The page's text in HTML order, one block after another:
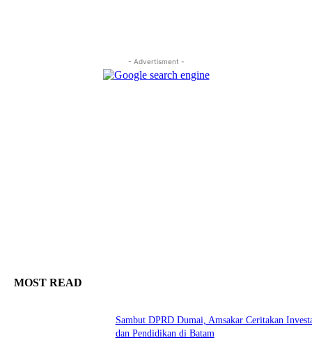
- Advertisment -
MOST READ
Sambut DPRD Dumai, Amsakar Ceritakan
dan Pendidikan di Batam